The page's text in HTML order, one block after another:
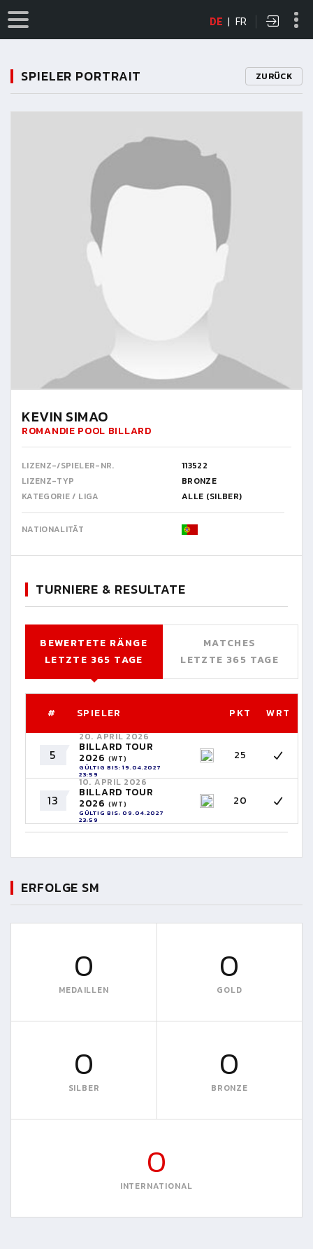
DE | FR
SPIELER PORTRAIT ZURÜCK
KEVIN SIMAO
ROMANDIE POOL BILLARD
LIZENZ-/SPIELER-NR.
113522
LIZENZ-TYP
BRONZE
KATEGORIE / LIGA
ALLE (SILBER)
NATIONALITÄT
TURNIERE & RESULTATE
BEWERTETE RÄNGE
LETZTE 365 TAGE
MATCHES
LETZTE 365 TAGE
# SPIELER PKT WRT
5
20. APRIL 2026
BILLARD TOUR
2026 (WT)
GÜLTIG BIS: 19.04.2027
23:59
25
13
10. APRIL 2026
BILLARD TOUR
2026 (WT)
GÜLTIG BIS: 09.04.2027
23:59
20
ERFOLGE SM
0
MEDAILLEN
0
GOLD
0
SILBER
0
BRONZE
0
INTERNATIONAL